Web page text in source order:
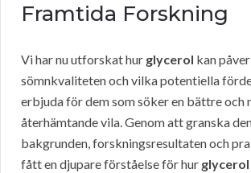
Framtida Forskning
Vi har nu utforskat hur glycerol kan
sömnkvaliteten och vilka potentiella
erbjuda för dem som söker en bättre och
återhämtande vila. Genom att granska
bakgrunden, forskningsresultaten och
fått en djupare förståelse för hur glycerol